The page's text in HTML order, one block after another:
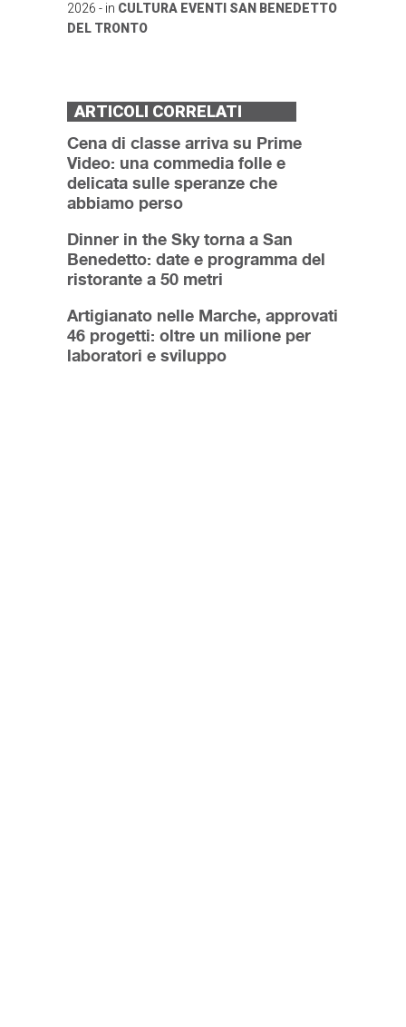
2026 - in CULTURA EVENTI SAN BENEDETTO
DEL TRONTO
ARTICOLI CORRELATI
Cena di classe arriva su Prime
Video: una commedia folle e
delicata sulle speranze che
abbiamo perso
Dinner in the Sky torna a San
Benedetto: date e programma del
ristorante a 50 metri
Artigianato nelle Marche, approvati
46 progetti: oltre un milione per
laboratori e sviluppo